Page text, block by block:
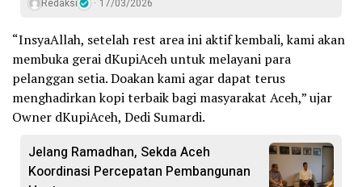
“InsyaAllah, setelah rest area ini aktif kembali, kami akan
membuka gerai dKupiAceh untuk melayani para
pelanggan setia. Doakan kami agar dapat terus
menghadirkan kopi terbaik bagi masyarakat Aceh,” ujar
Owner dKupiAceh, Dedi Sumardi.
‎Jelang Ramadhan, Sekda Aceh
Koordinasi Percepatan Pembangunan